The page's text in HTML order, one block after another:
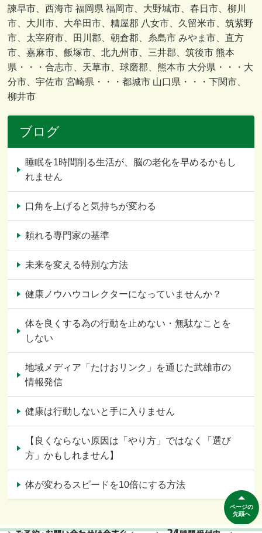
諫早市、西海市 福岡県 福岡市、大野城市、春日市、柳川
市、大川市、大牟田市、糟屋郡 八女市、久留米市、筑紫野
市、太宰府市、田川郡、朝倉郡、糸島市 みやま市、直方
市、嘉麻市、飯塚市、北九州市、三井郡、筑後市 熊本
県・・・合志市、天草市、球磨郡、熊本市 大分県・・・大
分市、宇佐市 宮崎県・・・都城市 山口県・・・下関市、
柳井市
ブログ
睡眠を1時間削る生活が、脳の老化を早めるかもし
れません
口角を上げると気持ちが変わる
頼れる専門家の基準
未来を変える特別な方法
健康ノウハウコレクターになっていませんか？
体を良くする為の行動を止めない・無駄なことを
しない
地域メディア「たけおリンク」を通じた武雄市の
情報発信
健康は行動しないと手に入りません
【良くならない原因は「やり方」ではなく「選び
方」かもしれません】
体が変わるスピードを10倍にする方法
ページの
先頭へ